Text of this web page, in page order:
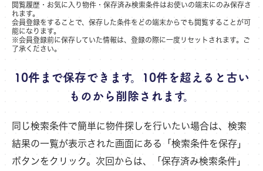
閲覧履歴・お気に入り物件・保存済み検索条件はお使いの端末にのみ保存さ
れます。
会員登録をすることで、保存した条件をどの端末からでも閲覧することが可
能になります。
※会員登録前に保存していた情報は、登録の際に一度リセットされます。ご
了承ください。
10件まで保存できます。10件を超えると古い
ものから削除されます。
同じ検索条件で簡単に物件探しを行いたい場合は、検索
結果の一覧が表示された画面にある「検索条件を保存」
ボタンをクリック。 次回からは、「保存済み検索条件」